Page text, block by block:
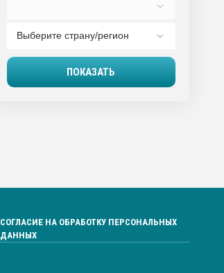
СОГЛАСИЕ НА ОБРАБОТКУ ПЕРСОНАЛЬНЫХ
ДАННЫХ